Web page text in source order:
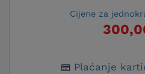
Cijene za
Plaćanje